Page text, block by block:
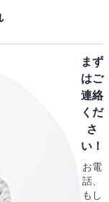
まず
はご
連絡
くだ
さ
い！
お電
話、
もし